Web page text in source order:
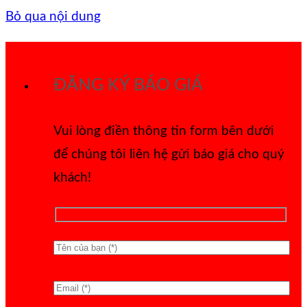
Bỏ qua nội dung
ĐĂNG KÝ BÁO GIÁ
Vui lòng điền thông tin form bên dưới
để chúng tôi liên hệ gửi báo giá cho quý
khách!